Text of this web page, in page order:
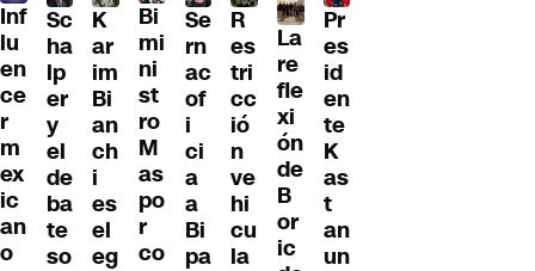
Inf
lu
en
ce
r
m
ex
ic
an
o
Sc
ha
lp
er
y
el
de
ba
te
so
K
ar
im
Bi
an
ch
i
es
el
eg
Bi
mi
ni
st
ro
M
as
po
r
co
Se
rn
ac
of
i
ci
a
a
Bi
pa
R
es
tri
cc
ió
n
ve
hi
cu
la
La
re
fle
xi
ón
de
B
or
ic
Pr
es
id
en
te
K
as
t
an
un